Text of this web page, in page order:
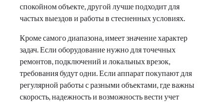
спокойном объекте, другой лучше подходит для
частых выездов и работы в стесненных условиях.
Кроме самого диапазона, имеет значение характер
задач. Если оборудование нужно для точечных
ремонтов, подключений и локальных врезок,
требования будут одни. Если аппарат покупают для
регулярной работы с разными объектами, где важны
скорость, надежность и возможность вести учет